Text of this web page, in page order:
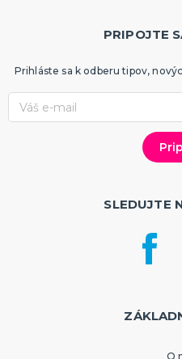
PRIPOJTE
Prihláste sa k odberu tipov,
SLEDUJTE
O